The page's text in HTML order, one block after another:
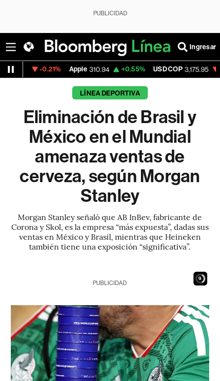
PUBLICIDAD
Ingresar
Apple 310.94 +0.55% USD COP 3,175.95 -0.63%
LÍNEA DEPORTIVA
Eliminación de Brasil y
México en el Mundial
amenaza ventas de
cerveza, según Morgan
Stanley
Morgan Stanley señaló que AB InBev, fabricante de
Corona y Skol, es la empresa “más expuesta”, dadas sus
ventas en México y Brasil, mientras que Heineken
también tiene una exposición “significativa”.
8
PUBLICIDAD